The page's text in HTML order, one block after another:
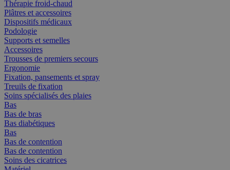
Thérapie froid-chaud
Plâtres et accessoires
Dispositifs médicaux
Podologie
Supports et semelles
Accessoires
Trousses de premiers secours
Ergonomie
Fixation, pansements et spray
Treuils de fixation
Soins spécialisés des plaies
Bas
Bas de bras
Bas diabétiques
Bas
Bas de contention
Bas de contention
Soins des cicatrices